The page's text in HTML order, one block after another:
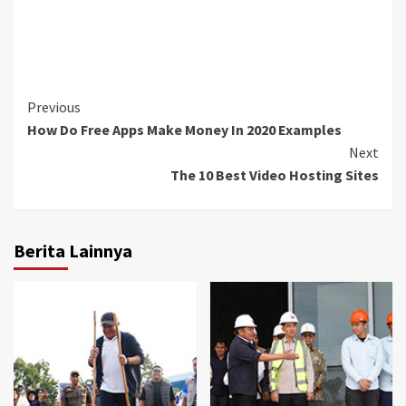
Continue
Reading
Previous
How Do Free Apps Make Money In 2020 Examples
Next
The 10 Best Video Hosting Sites
Berita Lainnya